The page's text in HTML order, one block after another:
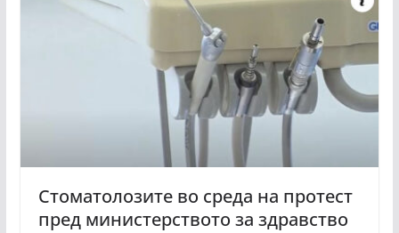
Стоматолозите во среда на протест
пред министерството за здравство